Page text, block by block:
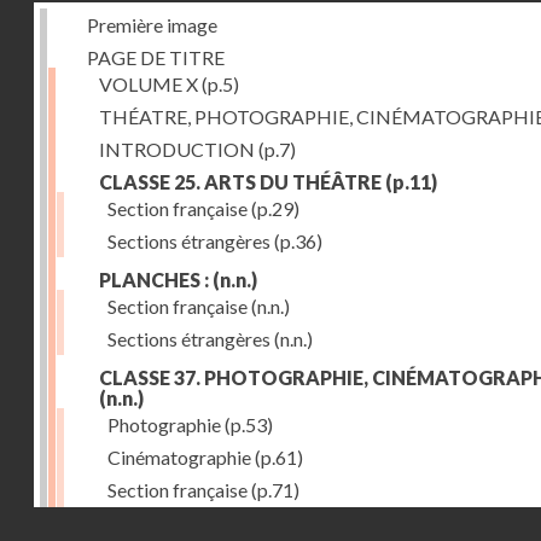
Première image
PAGE DE TITRE
VOLUME X(p.5)
THÉATRE, PHOTOGRAPHIE,
INTRODUCTION (p.7)
CLASSE 25. ARTS DU THÉÂTRE (p.11)
Section française(p.29)
Sections étrangères (p.36)
PLANCHES : (n.n.)
Section française(n.n.)
Sections étrangères (n.n.)
CLASSE 37. PHOTOGRAPHIE,
(n.n.)
Photographie(p.53)
Cinématographie(p.61)
Section française(p.71)